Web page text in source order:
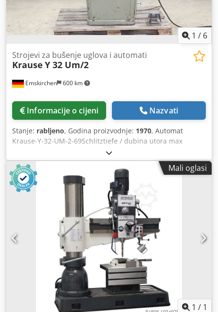
1 / 6
Emskirchen 600 km
Strojevi za bušenje uglova i automati
Krause Y 32 Um/2
Informacije o cijeni Nazvati
Stanje: rabljeno, Godina proizvodnje: 1970, Automat
Krause-Y-32-UM-2-69Schlitztiefe / dubina utora max
Normalna širina proreza / normalna širina proreza 3 mm
Hod tlačnog komada cca 30 mm Otprilike 84 udarca
udarcem u minuti Cedeiiduaepfx Ag Uorf Online video
pregled putem Skype videa Bili bismo jako zadovoljni
vašim posjetom - više strojeva na zalihi Odmah dostupno -
može se pogledati Na zalihama Emskirchen / Nürnberg -
Mali oglasi
1 / 1